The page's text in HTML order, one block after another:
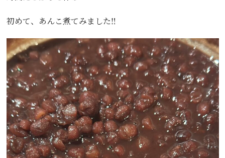
初めて、あんこ煮てみました‼️